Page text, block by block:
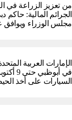
من تعزيز الزراعة في
الجرائم المالية: حاكم
مجلس الوزراء ويوافق
الإمارات العربية
في
السيارات على أخذ